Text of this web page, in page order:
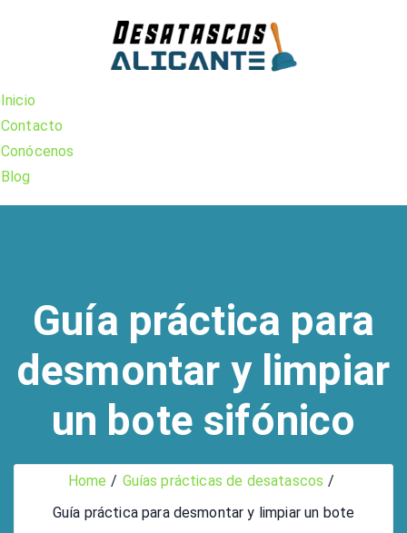
Inicio
Contacto
Conócenos
Blog
Guía práctica para
desmontar y limpiar
un bote sifónico
Home
Guías prácticas de desatascos
Guía práctica para desmontar y limpiar un bote